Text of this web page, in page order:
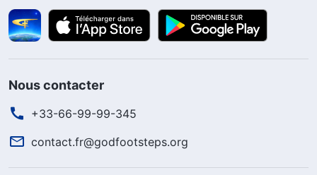
Nous contacter
+33-66-99-99-345
contact.fr@godfootsteps.org